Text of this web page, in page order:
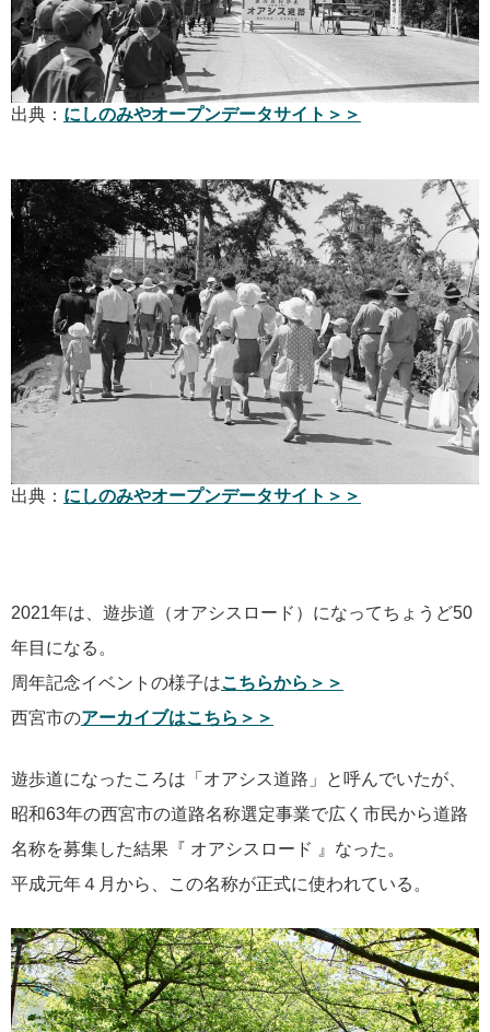
出典： にしのみやオープンデータサイト＞＞
出典： にしのみやオープンデータサイト＞＞
2021年は、遊歩道（オアシスロード）になってちょうど50
年目になる。
周年記念イベントの様子はこちらから＞＞
西宮市のアーカイブはこちら＞＞
遊歩道になったころは「オアシス道路」と呼んでいたが、
昭和63年の西宮市の道路名称選定事業で広く市民から道路
名称を募集した結果『 オアシスロード 』なった。
平成元年４月から、この名称が正式に使われている。